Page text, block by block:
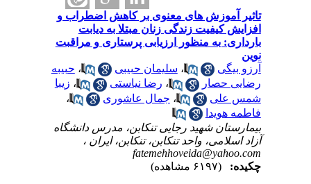
تاثیر آموزش های معنوی بر کاهش اضطراب و
افزایش کیفیت زندگی زنان مبتلا به دیابت
بارداری: به منظور ارزیابی پرستاری و مراقبت
نوین
آرزو بیگی
،سلیمان حبیبی ،حبیبه
رضایی حصار
،رضا نیاستی ،زیبا
شمس علی
،جمال عاشوری
،
فاطمه هویدا
بیمارستان شهید رجایی تنکابن، مدرس دانشگاه
آزاد اسلامی، واحد تنکابن، تنکابن، ایران ،
fatemehhoveida@yahoo.com
چکیده: